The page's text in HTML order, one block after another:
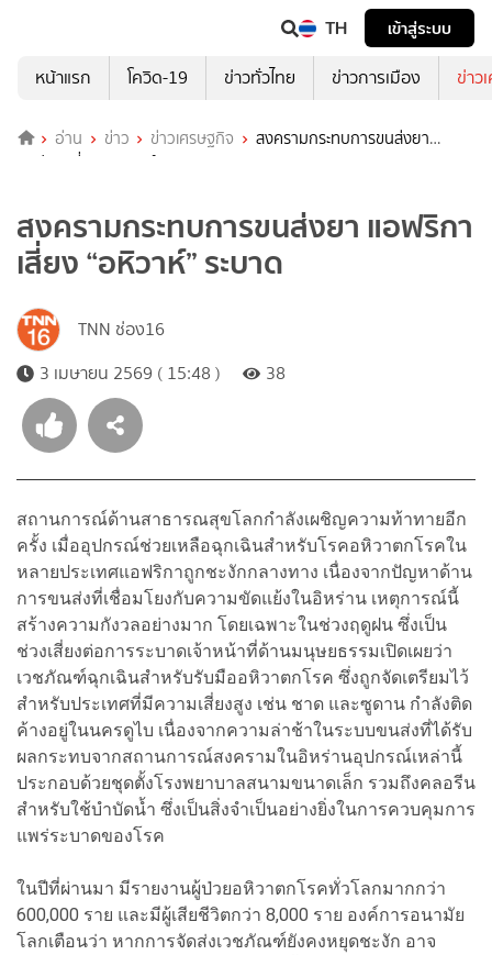
TH
เข้าสู่ระบบ
หน้าแรก
โควิด-19 ข่าวทั่วไทย ข่าวการเมือง ข่าว
อ่าน ข่าว ข่าวเศรษฐกิจ
สงครามกระทบการขนส่งยา
แอฟริกาเสี่ยง “อหิวาห์” ระบาด
สงครามกระทบการขนส่งยา แอฟริกา
เสี่ยง “อหิวาห์” ระบาด
TNN ช่อง16
3 เมษายน 2569 ( 15:48 )
38
สถานการณ์ด้านสาธารณสุขโลกกำลังเผชิญความท้าทายอีก
ครั้ง เมื่ออุปกรณ์ช่วยเหลือฉุกเฉินสำหรับโรคอหิวาตกโรคใน
หลายประเทศแอฟริกาถูกชะงักกลางทาง เนื่องจากปัญหาด้าน
การขนส่งที่เชื่อมโยงกับความขัดแย้งในอิหร่าน เหตุการณ์นี้
สร้างความกังวลอย่างมาก โดยเฉพาะในช่วงฤดูฝน ซึ่งเป็น
ช่วงเสี่ยงต่อการระบาดเจ้าหน้าที่ด้านมนุษยธรรมเปิดเผยว่า
เวชภัณฑ์ฉุกเฉินสำหรับรับมืออหิวาตกโรค ซึ่งถูกจัดเตรียมไว้
สำหรับประเทศที่มีความเสี่ยงสูง เช่น ชาด และซูดาน กำลังติด
ค้างอยู่ในนครดูไบ เนื่องจากความล่าช้าในระบบขนส่งที่ได้รับ
ผลกระทบจากสถานการณ์สงครามในอิหร่านอุปกรณ์เหล่านี้
ประกอบด้วยชุดตั้งโรงพยาบาลสนามขนาดเล็ก รวมถึงคลอรีน
สำหรับใช้บำบัดน้ำ ซึ่งเป็นสิ่งจำเป็นอย่างยิ่งในการควบคุมการ
แพร่ระบาดของโรค
ในปีที่ผ่านมา มีรายงานผู้ป่วยอหิวาตกโรคทั่วโลกมากกว่า
600,000 ราย และมีผู้เสียชีวิตกว่า 8,000 ราย องค์การอนามัย
โลกเตือนว่า หากการจัดส่งเวชภัณฑ์ยังคงหยุดชะงัก อาจ